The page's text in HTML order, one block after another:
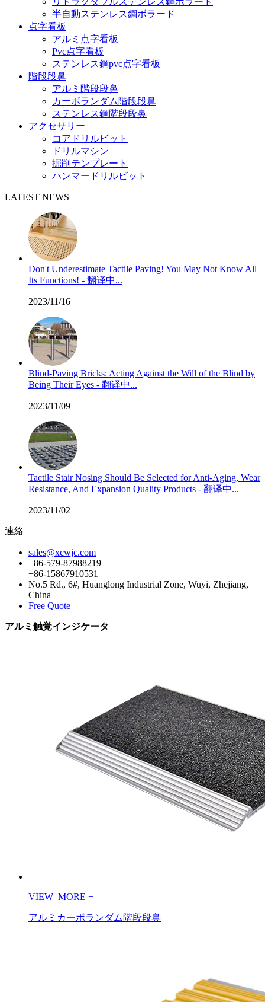
半自動ステンレス鋼ボラード
点字看板
アルミ点字看板
Pvc点字看板
ステンレス鋼pvc点字看板
階段段鼻
アルミ階段段鼻
カーボランダム階段段鼻
ステンレス鋼階段段鼻
アクセサリー
コアドリルビット
ドリルマシン
掘削テンプレート
ハンマードリルビット
LATEST NEWS
Don't Underestimate Tactile Paving! You May Not Know All
Its Functions! - 翻译中...
2023/11/16
Blind-Paving Bricks: Acting Against the Will of the Blind by
Being Their Eyes - 翻译中...
2023/11/09
Tactile Stair Nosing Should Be Selected for Anti-Aging, Wear
Resistance, And Expansion Quality Products - 翻译中...
2023/11/02
連絡
sales@xcwjc.com
+86-579-87988219
+86-15867910531
No.5 Rd., 6#, Huanglong Industrial Zone, Wuyi, Zhejiang,
China
Free Quote
アルミ触覚インジケータ
VIEW_MORE +
アルミカーボランダム階段段鼻